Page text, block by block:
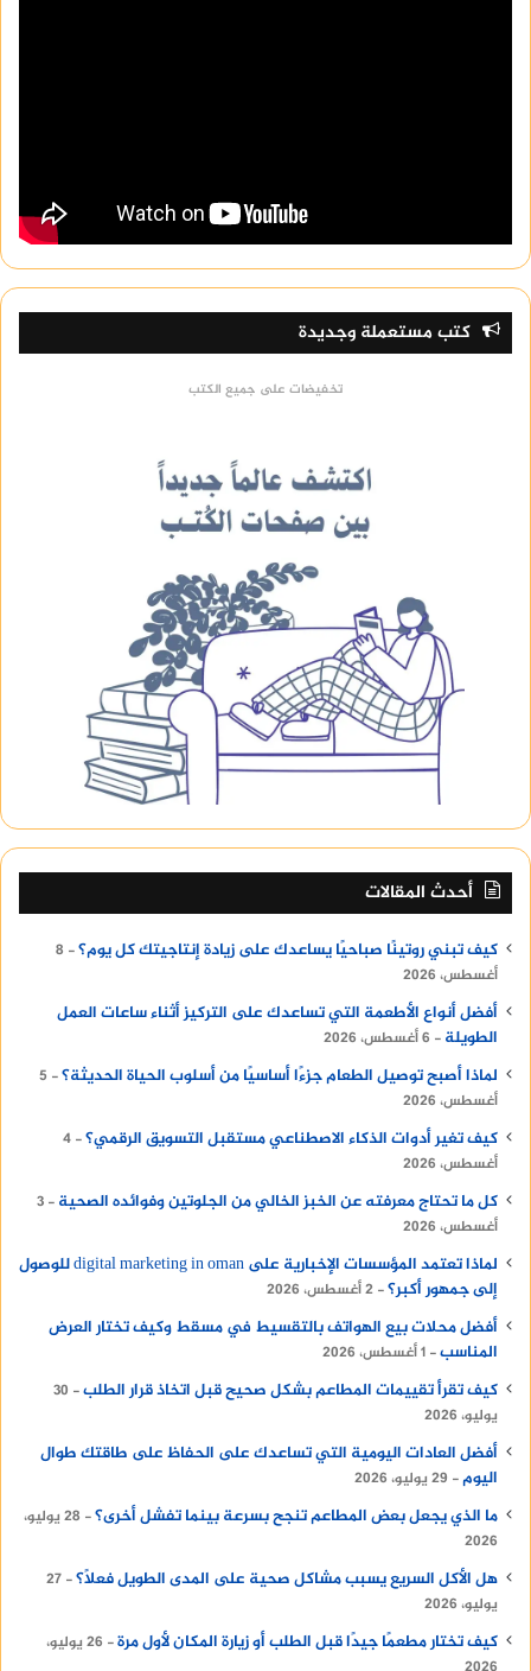
كتب مستعملة وجديدة
تخفيضات على جميع الكتب
أحدث المقالات
كيف تبني روتينًا صباحيًا يساعدك على زيادة إنتاجيتك كل يوم؟
8
أغسطس، 2026
أفضل أنواع الأطعمة التي تساعدك على التركيز أثناء ساعات العمل
الطويلة
6 أغسطس، 2026
لماذا أصبح توصيل الطعام جزءًا أساسيًا من أسلوب الحياة الحديثة؟
5
أغسطس، 2026
كيف تغير أدوات الذكاء الاصطناعي مستقبل التسويق الرقمي؟ 4
أغسطس، 2026
كل ما تحتاج معرفته عن الخبز الخالي من الجلوتين وفوائده الصحية
3
أغسطس، 2026
لماذا تعتمد المؤسسات الإخبارية على digital marketing in oman للوصول
إلى جمهور أكبر؟ 2 أغسطس، 2026
أفضل محلات بيع الهواتف بالتقسيط في مسقط وكيف تختار العرض
المناسب 1 أغسطس، 2026
كيف تقرأ تقييمات المطاعم بشكل صحيح قبل اتخاذ قرار الطلب
30
يوليو، 2026
أفضل العادات اليومية التي تساعدك على الحفاظ على طاقتك طوال
اليوم
29 يوليو، 2026
ما الذي يجعل بعض المطاعم تنجح بسرعة بينما تفشل أخرى؟
28 يوليو،
2026
هل الأكل السريع يسبب مشاكل صحية على المدى الطويل فعلًا؟ 27
يوليو، 2026
كيف تختار مطعمًا جيدًا قبل الطلب أو زيارة المكان لأول مرة
26 يوليو،